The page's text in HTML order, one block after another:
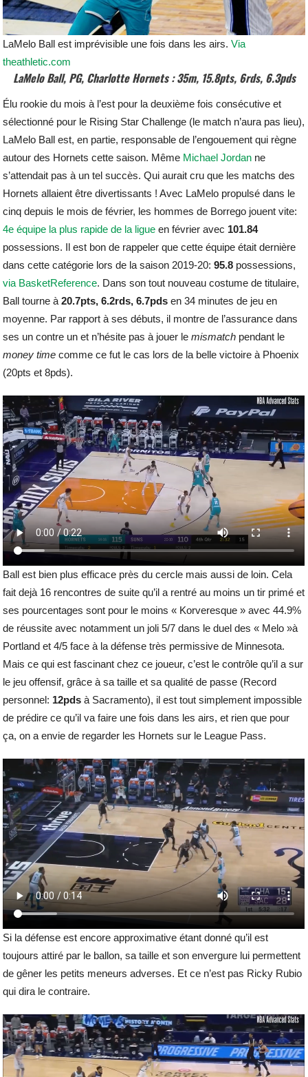
LaMelo Ball est imprévisible une fois dans les airs.Via
theathletic.com
LaMelo Ball, PG, Charlotte Hornets : 35m, 15.8pts, 6rds, 6.3pds
Élu rookie du mois à l’est pour la deuxième fois consécutive et
sélectionné pour le Rising Star Challenge (le match n’aura pas lieu),
LaMelo Ball est, en partie, responsable de l’engouement qui règne
autour des Hornets cette saison. Même Michael Jordan ne
s’attendait pas à un tel succès. Qui aurait cru que les matchs des
Hornets allaient être divertissants ! Avec LaMelo propulsé dans le
cinq depuis le mois de février, les hommes de Borrego jouent vite:
4e équipe la plus rapide de la ligue en février avec 101.84
possessions. Il est bon de rappeler que cette équipe était dernière
dans cette catégorie lors de la saison 2019-20:95.8 possessions,
via BasketReference. Dans son tout nouveau costume de titulaire,
Ball tourne à20.7pts, 6.2rds, 6.7pds en 34 minutes de jeu en
moyenne. Par rapport à ses débuts, il montre de l’assurance dans
ses un contre un et n’hésite pas à jouer lemismatch pendant le
money timecomme ce fut le cas lors de la belle victoire à Phoenix
(20pts et 8pds).
Ball est bien plus efficace près du cercle mais aussi de loin. Cela
fait dejà 16 rencontres de suite qu’il a rentré au moins un tir primé et
ses pourcentages sont pour le moins « Korveresque » avec 44.9%
de réussite avec notamment un joli 5/7 dans le duel des « Melo »à
Portland et 4/5 face à la défense très permissive de Minnesota.
Mais ce qui est fascinant chez ce joueur, c’est le contrôle qu’il a sur
le jeu offensif, grâce à sa taille et sa qualité de passe (Record
personnel: 12pds à Sacramento), il est tout simplement impossible
de prédire ce qu’il va faire une fois dans les airs, et rien que pour
ça, on a envie de regarder les Hornets sur le League Pass.
Si la défense est encore approximative étant donné qu’il est
toujours attiré par le ballon, sa taille et son envergure lui permettent
de gêner les petits meneurs adverses. Et ce n’est pas Ricky Rubio
qui dira le contraire.